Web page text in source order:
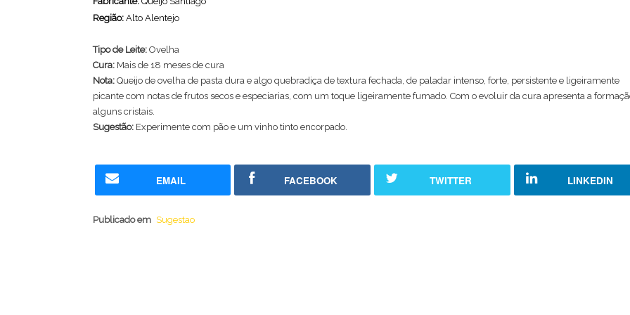
Região: Alto Alentejo
Tipo de Leite: Ovelha
Cura: Mais de 18 meses de cura
Nota: Queijo de ovelha de pasta dura e algo quebradiça de textura fechada, de paladar intenso, forte, persistente e ligeiramente
picante com notas de frutos secos e especiarias, com um toque ligeiramente fumado. Com o evoluir da cura apresenta a
alguns cristais.
Sugestão: Experimente com pão e um vinho tinto encorpado.
EMAIL FACEBOOK TWITTER LINKEDIN
Publicado em Sugestao